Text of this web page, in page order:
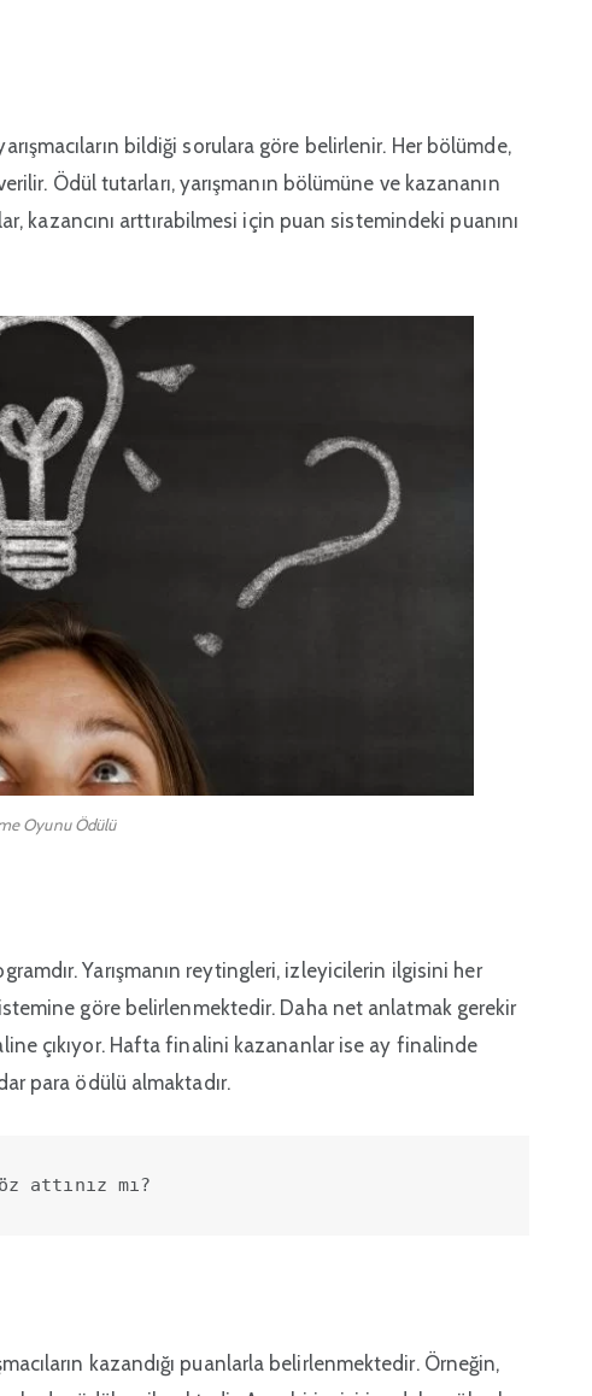
bildiği sorulara göre belirlenir. Her bölümde,
Ödül tutarları, yarışmanın bölümüne ve kazananın
kazancını arttırabilmesi için puan sistemindeki puanını
Oyunu Ödülü
Yarışmanın reytingleri, izleyicilerin ilgisini her
göre belirlenmektedir. Daha net anlatmak gerekir
çıkıyor. Hafta finalini kazananlar ise ay finalinde
para ödülü almaktadır.
attınız mı?
kazandığı puanlarla belirlenmektedir. Örneğin,